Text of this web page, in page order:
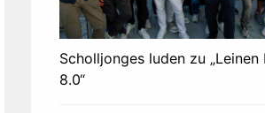
Scholljonges luden zu „Leinen
8.0“